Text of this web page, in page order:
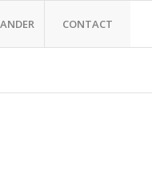
CONTACT